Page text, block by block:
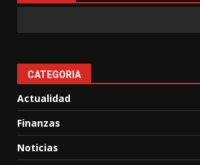
CATEGORIA
Actualidad
Finanzas
Noticias